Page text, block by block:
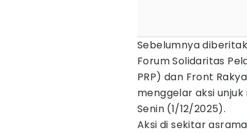
Sebelumnya
Forum Solidaritas
PRP) dan Front
menggelar aksi unjuk
Senin (1/12/2025).
Aksi di sekitar